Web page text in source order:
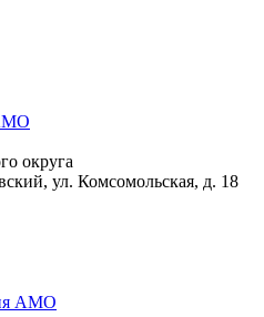
округа
ул. Комсомольская, д. 18
АМО